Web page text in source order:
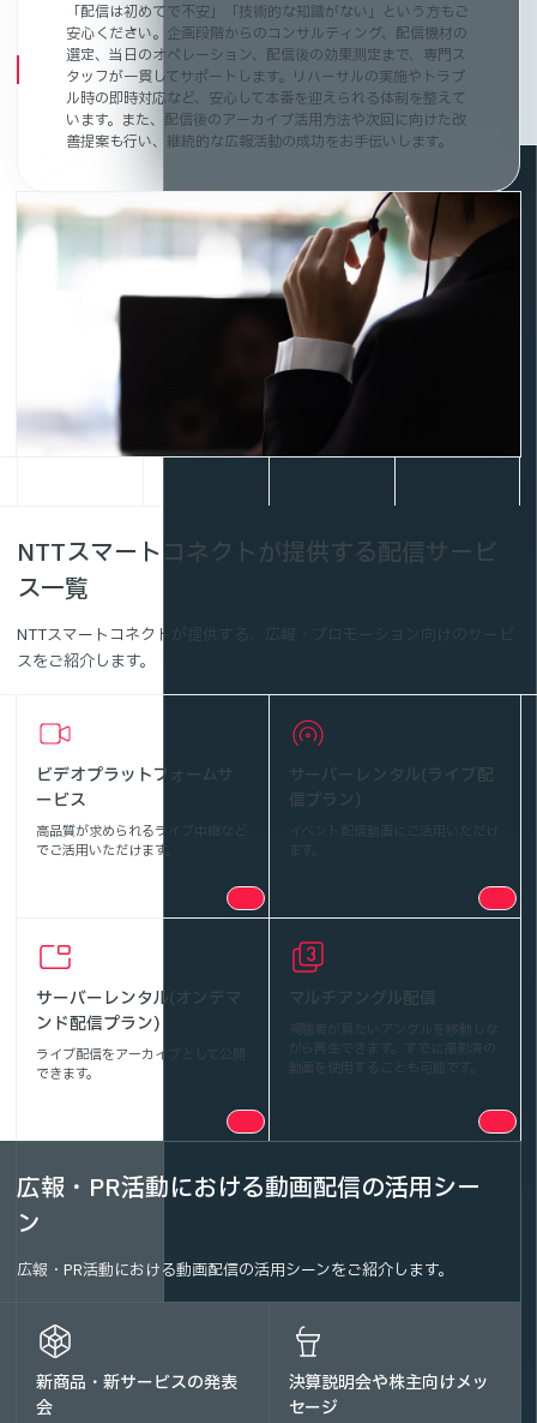
「配信は初めてで不安」「技術的な知識がない」という方もご
安心ください。企画段階からのコンサルティング、配信機材の
選定、当日のオペレーション、配信後の効果測定まで、専門ス
タッフが一貫してサポートします。リハーサルの実施やトラブ
ル時の即時対応など、安心して本番を迎えられる体制を整えて
います。また、配信後のアーカイブ活用方法や次回に向けた改
善提案も行い、継続的な広報活動の成功をお手伝いします。
NTTスマートコネクトが提供する配信サービ
ス一覧
NTTスマートコネクトが提供する、広報・プロモーション向けのサービ
スをご紹介します。
ビデオプラットフォームサ
ービス
高品質が求められるライブ中継など
でご活用いただけます。
サーバーレンタル(ライブ配
信プラン)
イベント配信動画にご活用いただけ
ます。
サーバーレンタル(オンデマ
ンド配信プラン)
ライブ配信をアーカイブとして公開
できます。
マルチアングル配信
視聴者が見たいアングルを移動しな
がら再生できます。すでに撮影済の
動画を使用することも可能です。
広報・PR活動における動画配信の活用シー
ン
広報・PR活動における動画配信の活用シーンをご紹介します。
新商品・新サービスの発表
会
決算説明会や株主向けメッ
セージ